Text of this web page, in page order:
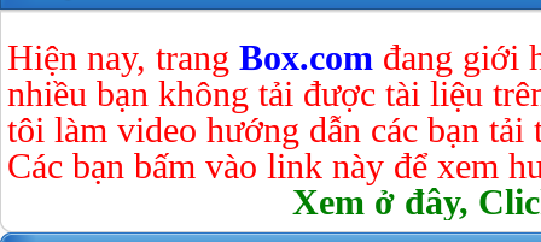
Hiện nay, trang Box.com đang giới
nhiều bạn không tải được tài liệu
tôi làm video hướng dẫn các bạn tải
Các bạn bấm vào link này để xem
Xem ở đây,